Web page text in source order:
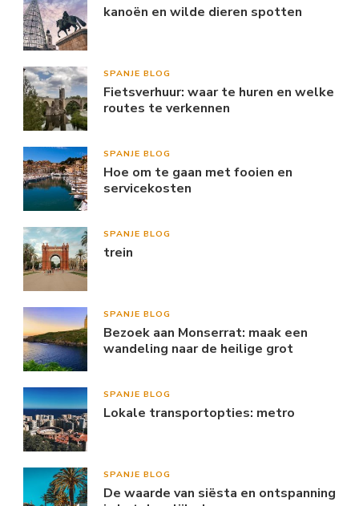
kanoën en wilde dieren spotten
SPANJE BLOG
Fietsverhuur: waar te huren en welke
routes te verkennen
SPANJE BLOG
Hoe om te gaan met fooien en
servicekosten
SPANJE BLOG
trein
SPANJE BLOG
Bezoek aan Monserrat: maak een
wandeling naar de heilige grot
SPANJE BLOG
Lokale transportopties: metro
SPANJE BLOG
De waarde van siësta en ontspanning